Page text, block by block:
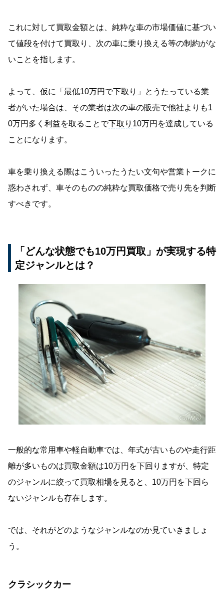
これに対して買取金額とは、純粋な車の市場価値に基づい
て値段を付けて買取り、次の車に乗り換える等の制約がな
いことを指します。
よって、仮に「最低10万円で下取り 」とうたっている業
者がいた場合は、その業者は次の車の販売で他社よりも1
0万円多く利益を取ることで下取り 10万円を達成している
ことになります。
車を乗り換える際はこういったうたい文句や営業トークに
惑わされず、車そのものの純粋な買取価格で売り先を判断
すべきです。
「どんな状態でも10万円買取」が実現する特
定ジャンルとは？
一般的な常用車や軽自動車では、年式が古いものや走行距
離が多いものは買取金額は10万円を下回りますが、特定
のジャンルに絞って買取相場を見ると、10万円を下回ら
ないジャンルも存在します。
では、それがどのようなジャンルなのか見ていきましょ
う。
クラシックカー